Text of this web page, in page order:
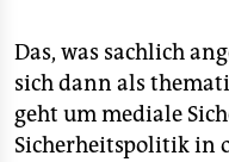
Das, was sachlich
sich dann als
geht um mediale
Sicherheitspolitik in